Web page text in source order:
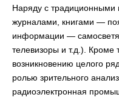
Наряду с традиционными
журналами, книгами —
информации —
телевизоры и т.д.). Кроме
возникновению целого
ролью зрительного
радиоэлектронная